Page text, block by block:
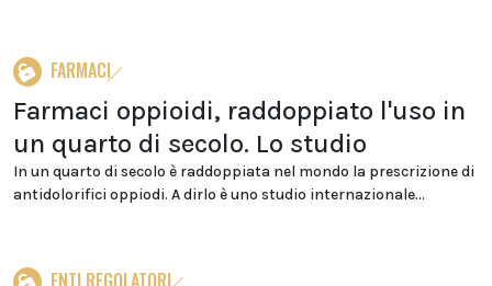
FARMACI
Farmaci oppioidi, raddoppiato l'uso in
un quarto di secolo. Lo studio
In un quarto di secolo è raddoppiata nel mondo la prescrizione di
antidolorifici oppiodi. A dirlo è uno studio internazionale...
ENTI REGOLATORI